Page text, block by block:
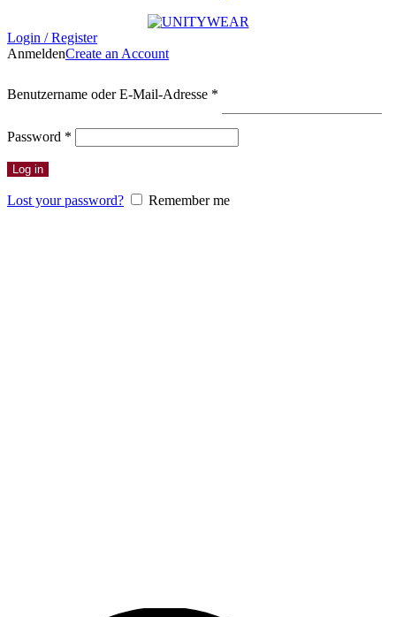
Login / Register
AnmeldenCreate an Account
Benutzername oder E-Mail-Adresse *
Password *
Log in
Lost your password? Remember me